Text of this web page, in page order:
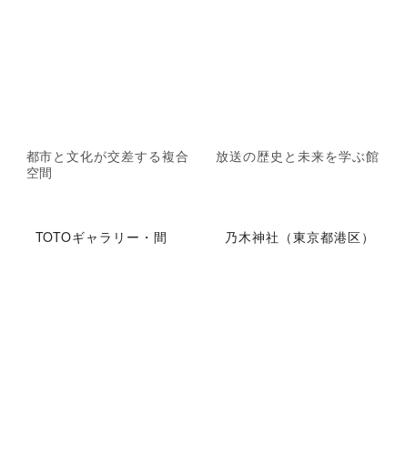
都市と文化が交差する複合
空間
放送の歴史と未来を学ぶ館
TOTOギャラリー・間 乃木神社（東京都港区）